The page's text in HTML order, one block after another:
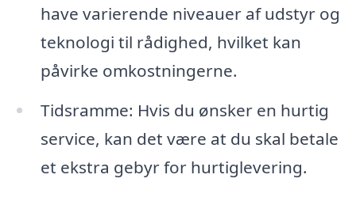
have varierende niveauer af udstyr og
teknologi til rådighed, hvilket kan
påvirke omkostningerne.
Tidsramme: Hvis du ønsker en hurtig
service, kan det være at du skal betale
et ekstra gebyr for hurtiglevering.